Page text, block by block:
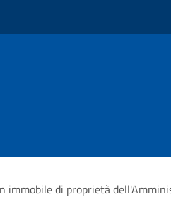
immobile di proprietà